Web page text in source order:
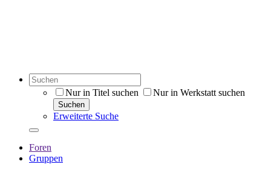
Nur in Titel suchen Nur in Werkstatt suchen
Suchen
Erweiterte Suche
Foren
Gruppen